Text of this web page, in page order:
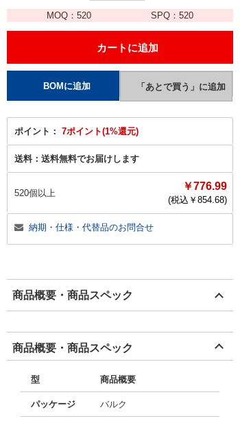
MOQ：520 SPQ： 520
ポイント： 7ポイント(1%還元)
送料： 送料無料でお届けします
520個以上
￥776.99
(税込￥ 854.68)
納期・仕様・代替品のお問合せ
商品概要・商品スペック
商品概要・商品スペック
型 商品概要
パッケージ バルク